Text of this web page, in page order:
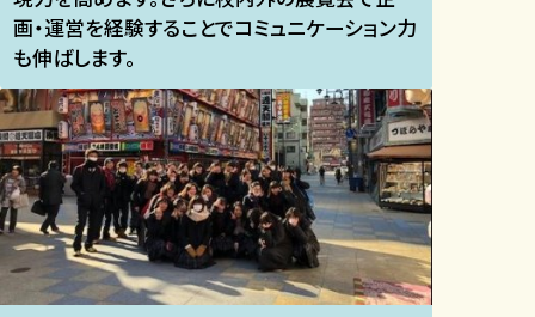
画・運営を経験することでコミュニケーション力
も伸ばします。​